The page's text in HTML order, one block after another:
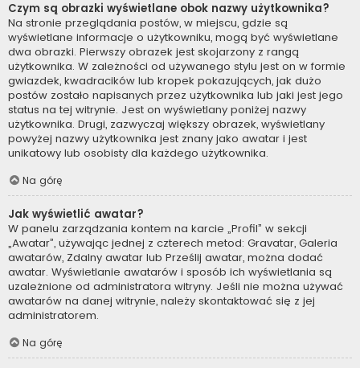
Czym są obrazki wyświetlane obok nazwy użytkownika?
Na stronie przeglądania postów, w miejscu, gdzie są
wyświetlane informacje o użytkowniku, mogą być wyświetlane
dwa obrazki. Pierwszy obrazek jest skojarzony z rangą
użytkownika. W zależności od używanego stylu jest on w formie
gwiazdek, kwadracików lub kropek pokazujących, jak dużo
postów zostało napisanych przez użytkownika lub jaki jest jego
status na tej witrynie. Jest on wyświetlany poniżej nazwy
użytkownika. Drugi, zazwyczaj większy obrazek, wyświetlany
powyżej nazwy użytkownika jest znany jako awatar i jest
unikatowy lub osobisty dla każdego użytkownika.
Na górę
Jak wyświetlić awatar?
W panelu zarządzania kontem na karcie „Profil” w sekcji
„Awatar”, używając jednej z czterech metod: Gravatar, Galeria
awatarów, Zdalny awatar lub Prześlij awatar, można dodać
awatar. Wyświetlanie awatarów i sposób ich wyświetlania są
uzależnione od administratora witryny. Jeśli nie można używać
awatarów na danej witrynie, należy skontaktować się z jej
administratorem.
Na górę